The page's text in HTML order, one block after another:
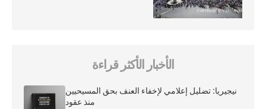
الأخبار الأكثر قراءة
نيجيريا: تضليل إعلامي لإخفاء العنف بحق المسيحيين
منذ عقود